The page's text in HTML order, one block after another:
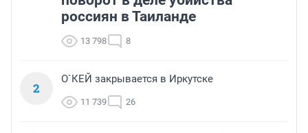
россиян в Таиланде
13 798 8
2
О`КЕЙ закрывается в Иркутске
11 739 26